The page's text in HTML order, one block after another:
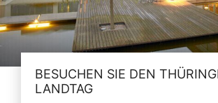
BESUCHEN SIE DEN
LANDTAG